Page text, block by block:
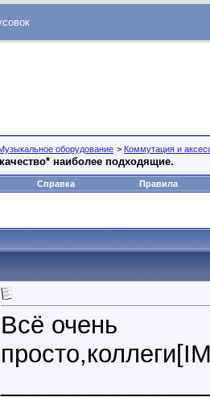
оборудование > Коммутация и
наиболее подходящие.
Справка Правила
Всё очень